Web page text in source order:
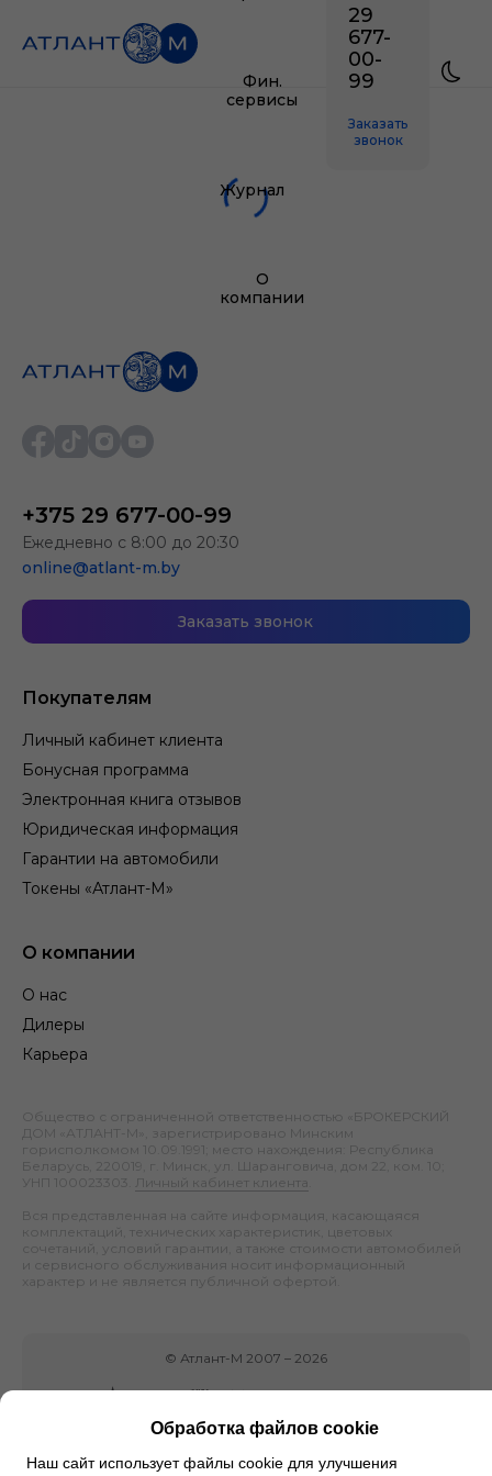
Фин.
сервисы
Журнал
О
компании
29
677-
00-
99
Заказать
звонок
Покупателям
Личный кабинет клиента
Бонусная программа
Электронная книга отзывов
Юридическая информация
Гарантии на автомобили
Токены «Атлант-М»
О компании
О нас
Дилеры
Карьера
+375 29 677-00-99
Ежедневно с 8:00 до 20:30
online@atlant-m.by
Заказать звонок
Общество с ограниченной ответственностью «БРОКЕРСКИЙ
ДОМ «АТЛАНТ-М», зарегистрировано Минским
горисполкомом 10.09.1991; место нахождения: Республика
Беларусь, 220019, г. Минск, ул. Шаранговича, дом 22, ком. 10;
УНП 100023303.
Личный кабинет клиента
Вся представленная на сайте информация, касающаяся
комплектаций, технических характеристик, цветовых
сочетаний, условий гарантии, а также стоимости автомобилей
и сервисного обслуживания носит информационный
характер и не является публичной офертой.
© Атлант-М 2007 – 2026
Обработка файлов cookie
Наш сайт использует файлы cookie для улучшения